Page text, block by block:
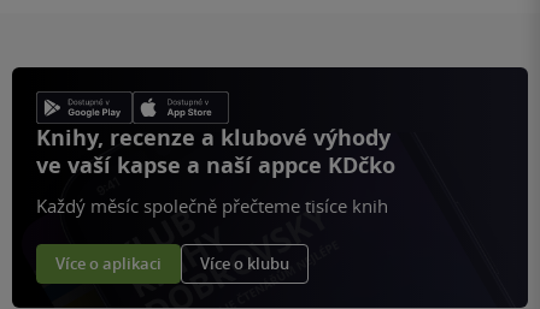
Knihy, recenze a klubové výhody
ve vaší kapse a naší appce KDčko
Každý měsíc společně přečteme tisíce knih
Více o aplikaci Více o klubu